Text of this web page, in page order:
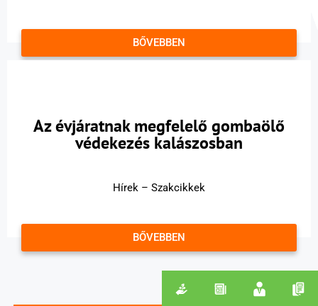
BŐVEBBEN
Az évjáratnak megfelelő gombaölő
védekezés kalászosban
Hírek – Szakcikkek
BŐVEBBEN